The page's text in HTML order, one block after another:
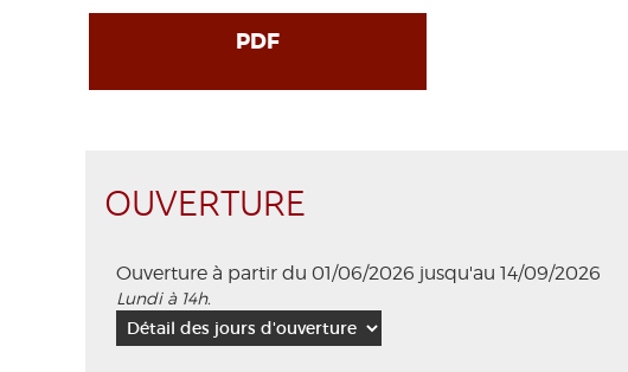
PDF
OUVERTURE
Ouverture à partir du 01/06/2026 jusqu'au 14/09/2026
Lundi à 14h.